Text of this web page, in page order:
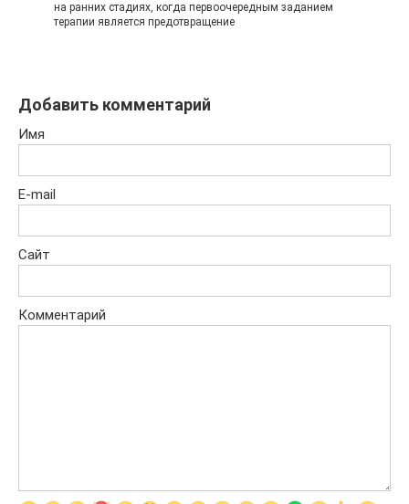
на ранних стадиях, когда первоочередным заданием
терапии является предотвращение
Добавить комментарий
Имя
E-mail
Сайт
Комментарий